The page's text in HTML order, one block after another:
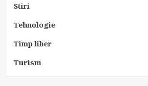
Stiri
Tehnologie
Timp liber
Turism